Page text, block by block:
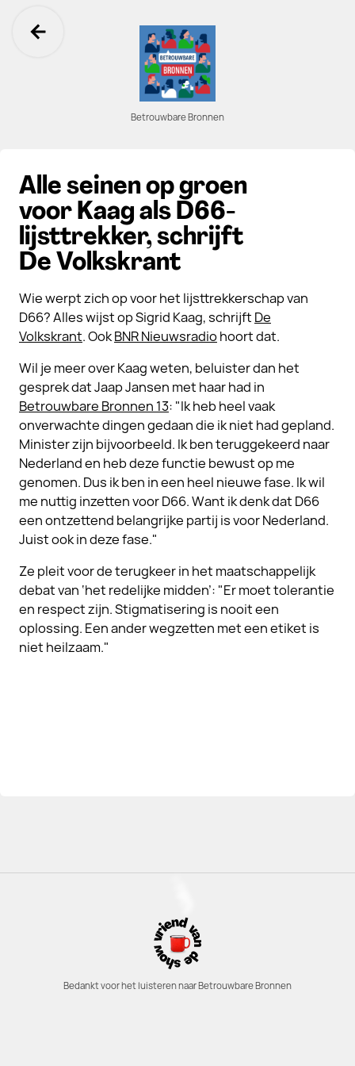
Ga terug
Betrouwbare Bronnen
Alle seinen op groen
voor Kaag als D66-
lijsttrekker, schrijft
De Volkskrant
Wie werpt zich op voor het lijsttrekkerschap van
D66? Alles wijst op Sigrid Kaag, schrijft De
Volkskrant. OokBNR Nieuwsradiohoort dat.
Wil je meer over Kaag weten, beluister dan het
gesprek dat Jaap Jansen met haar had in
Betrouwbare Bronnen 13: "Ik heb heel vaak
onverwachte dingen gedaan die ik niet had gepland.
Minister zijn bijvoorbeeld. Ik ben teruggekeerd naar
Nederland en heb deze functie bewust op me
genomen. Dus ik ben in een heel nieuwe fase. Ik wil
me nuttig inzetten voor D66. Want ik denk dat D66
een ontzettend belangrijke partij is voor Nederland.
Juist ook in deze fase."
Ze pleit voor de terugkeer in het maatschappelijk
debat van ‘het redelijke midden’: "Er moet tolerantie
en respect zijn. Stigmatisering is nooit een
oplossing. Een ander wegzetten met een etiket is
niet heilzaam."
Bedankt voor het luisteren naar Betrouwbare Bronnen